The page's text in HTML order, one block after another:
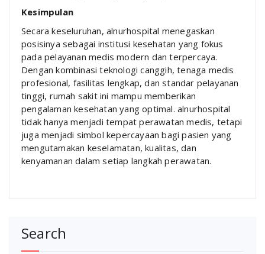
Kesimpulan
Secara keseluruhan, alnurhospital menegaskan
posisinya sebagai institusi kesehatan yang fokus
pada pelayanan medis modern dan terpercaya.
Dengan kombinasi teknologi canggih, tenaga medis
profesional, fasilitas lengkap, dan standar pelayanan
tinggi, rumah sakit ini mampu memberikan
pengalaman kesehatan yang optimal. alnurhospital
tidak hanya menjadi tempat perawatan medis, tetapi
juga menjadi simbol kepercayaan bagi pasien yang
mengutamakan keselamatan, kualitas, dan
kenyamanan dalam setiap langkah perawatan.
Search